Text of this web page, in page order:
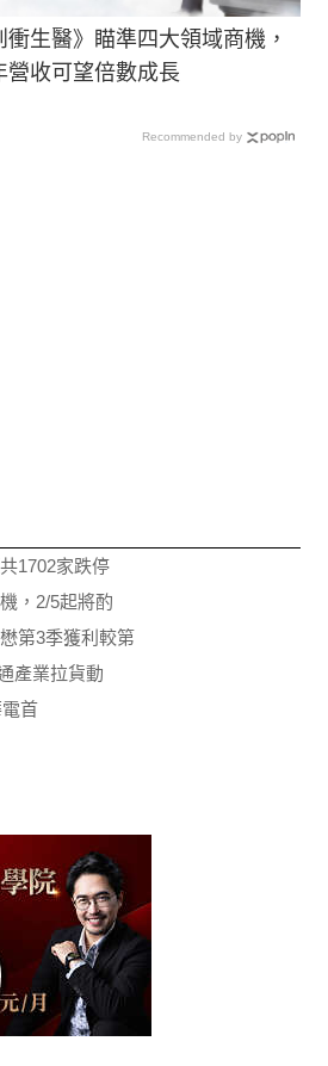
衝生醫》瞄準四大領域商機，
營收可望倍數成長
Recommended by
1702家跌停
，2/5起將酌
第3季獲利較第
產業拉貨動
首